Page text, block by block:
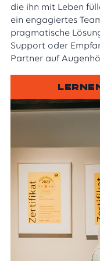
die ihn mit Leben
ein engagiertes
pragmatische
Support oder
Partner auf